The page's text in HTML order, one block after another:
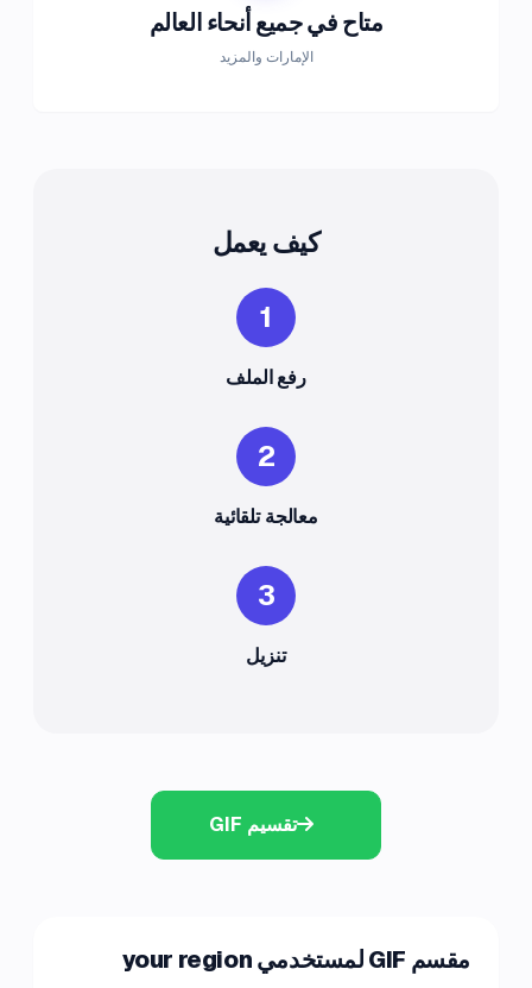
متاح في جميع أنحاء العالم
الإمارات والمزيد
كيف يعمل
1
رفع الملف
2
معالجة تلقائية
3
تنزيل
تقسيم GIF
مقسم GIF لمستخدمي your region